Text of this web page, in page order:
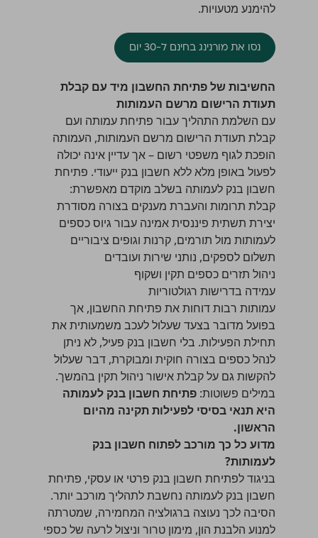
להימנע מטעויות.
נסו את מורנינג בחינם ל-30 יום
החשיבות של פתיחת החשבון מיד עם קבלת
תעודת הרישום מרשם העמותות
עם השלמת התהליך עבור פתיחת עמותה ועם
קבלת תעודת הרישום מרשם העמותות, העמותה
הופכת לגוף משפטי רשום – אך עדיין אינה יכולה
לפעול באופן מלא ללא חשבון בנק ייעודי. פתיחת
חשבון בנק לעמותה בשלב מוקדם מאפשרת:
קבלת תרומות והעברת מענקים בצורה מסודרת
יצירת תשתית פיננסית אמינה עבור גיוס כספים
לעמותות מול תורמים, קרנות וגופים ציבוריים
תשלום לספקים, נותני שירות ועובדים
ניהול תזרים כספים תקין ושקוף
עמידה בדרישות רגולטוריות
עמותות רבות דוחות את פתיחת החשבון, אך
בפועל מדובר בצעד שעלול לעכב משמעותית את
תחילת הפעילות. בלי חשבון בנק פעיל, לא ניתן
לנהל כספים בצורה חוקית ומבוקרת, דבר שעלול
להקשות גם על קבלתאישור ניהול תקין בהמשך.
במילים פשוטות:פתיחת חשבון בנק לעמותה
היא תנאי בסיסי לפעילות תקינה מהיום
הראשון.
מדוע כל כך מורכב לפתוח חשבון בנק
לעמותות?
בניגוד לפתיחת חשבון בנק פרטי או עסקי, פתיחת
חשבון בנק לעמותה נחשבת לתהליך מורכב יותר.
הסיבה לכך נעוצה ברגולציה המחמירה, שמטרתה
למנוע הלבנת הון, מימון טרור וניצול לרעה של כספי